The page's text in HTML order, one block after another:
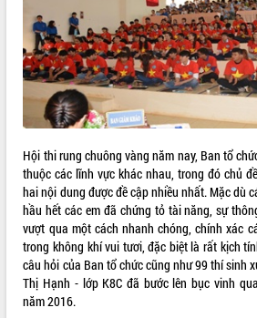
Hội thi rung chuông vàng năm nay, Ban tổ
thuộc các lĩnh vực khác nhau, trong đó chủ
hai nội dung được đề cập nhiều nhất. Mặc dù
hầu hết các em đã chứng tỏ tài năng, sự
vượt qua một cách nhanh chóng, chính xác
trong không khí vui tươi, đặc biệt là rất kịch
câu hỏi của Ban tổ chức cũng như 99 thí sinh
Thị Hạnh - lớp K8C đã bước lên bục vinh
năm 2016.